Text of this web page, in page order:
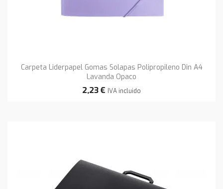
Carpeta Liderpapel Gomas Solapas Polipropileno Din A4
Lavanda Opaco
2,23 € IVA incluido